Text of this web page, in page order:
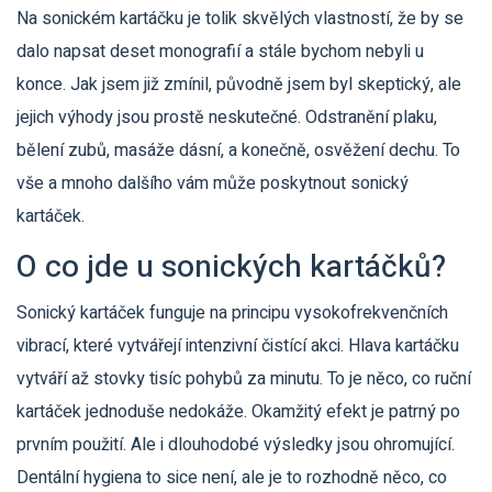
Na sonickém kartáčku je tolik skvělých vlastností, že by se
dalo napsat deset monografií a stále bychom nebyli u
konce. Jak jsem již zmínil, původně jsem byl skeptický, ale
jejich výhody jsou prostě neskutečné. Odstranění plaku,
bělení zubů, masáže dásní, a konečně, osvěžení dechu. To
vše a mnoho dalšího vám může poskytnout sonický
kartáček.
O co jde u sonických kartáčků?
Sonický kartáček funguje na principu vysokofrekvenčních
vibrací, které vytvářejí intenzivní čistící akci. Hlava kartáčku
vytváří až stovky tisíc pohybů za minutu. To je něco, co ruční
kartáček jednoduše nedokáže. Okamžitý efekt je patrný po
prvním použití. Ale i dlouhodobé výsledky jsou ohromující.
Dentální hygiena to sice není, ale je to rozhodně něco, co